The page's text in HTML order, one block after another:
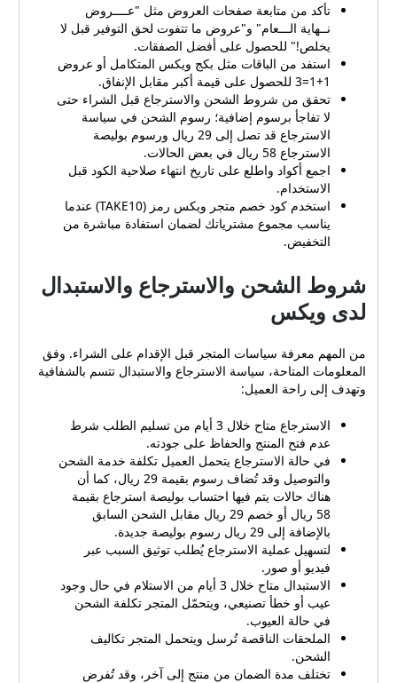
تأكد من متابعة صفحات العروض مثل "عــــروض
نــهاية الـــعام" و"عروض ما تتفوت لحق التوفير قبل لا
يخلص!" للحصول على أفضل الصفقات.
استفد من الباقات مثل بكج ويكس المتكامل أو عروض
1+1=3 للحصول على قيمة أكبر مقابل الإنفاق.
تحقق من شروط الشحن والاسترجاع قبل الشراء حتى
لا تفاجأ برسوم إضافية؛ رسوم الشحن في سياسة
الاسترجاع قد تصل إلى 29 ريال ورسوم بوليصة
الاسترجاع 58 ريال في بعض الحالات.
اجمع أكواد واطلع على تاريخ انتهاء صلاحية الكود قبل
الاستخدام.
استخدم كود خصم متجر ويكس رمز (TAKE10) عندما
يناسب مجموع مشترياتك لضمان استفادة مباشرة من
التخفيض.
شروط الشحن والاسترجاع والاستبدال
لدى ويكس
من المهم معرفة سياسات المتجر قبل الإقدام على الشراء. وفق
المعلومات المتاحة، سياسة الاسترجاع والاستبدال تتسم بالشفافية
وتهدف إلى راحة العميل:
الاسترجاع متاح خلال 3 أيام من تسليم الطلب شرط
عدم فتح المنتج والحفاظ على جودته.
في حالة الاسترجاع يتحمل العميل تكلفة خدمة الشحن
والتوصيل وقد تُضاف رسوم بقيمة 29 ريال، كما أن
هناك حالات يتم فيها احتساب بوليصة استرجاع بقيمة
58 ريال أو خصم 29 ريال مقابل الشحن السابق
بالإضافة إلى 29 ريال رسوم بوليصة جديدة.
لتسهيل عملية الاسترجاع يُطلب توثيق السبب عبر
فيديو أو صور.
الاستبدال متاح خلال 3 أيام من الاستلام في حال وجود
عيب أو خطأ تصنيعي، ويتحمّل المتجر تكلفة الشحن
في حالة العيوب.
الملحقات الناقصة تُرسل ويتحمل المتجر تكاليف
الشحن.
تختلف مدة الضمان من منتج إلى آخر، وقد تُفرض